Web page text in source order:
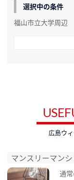
選択中の条件
福山市立大学周辺
広島ウ
マンスリーマン
通